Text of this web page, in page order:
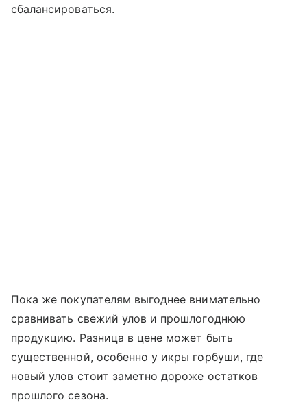
сбалансироваться.
Пока же покупателям выгоднее внимательно
сравнивать свежий улов и прошлогоднюю
продукцию. Разница в цене может быть
существенной, особенно у икры горбуши, где
новый улов стоит заметно дороже остатков
прошлого сезона.